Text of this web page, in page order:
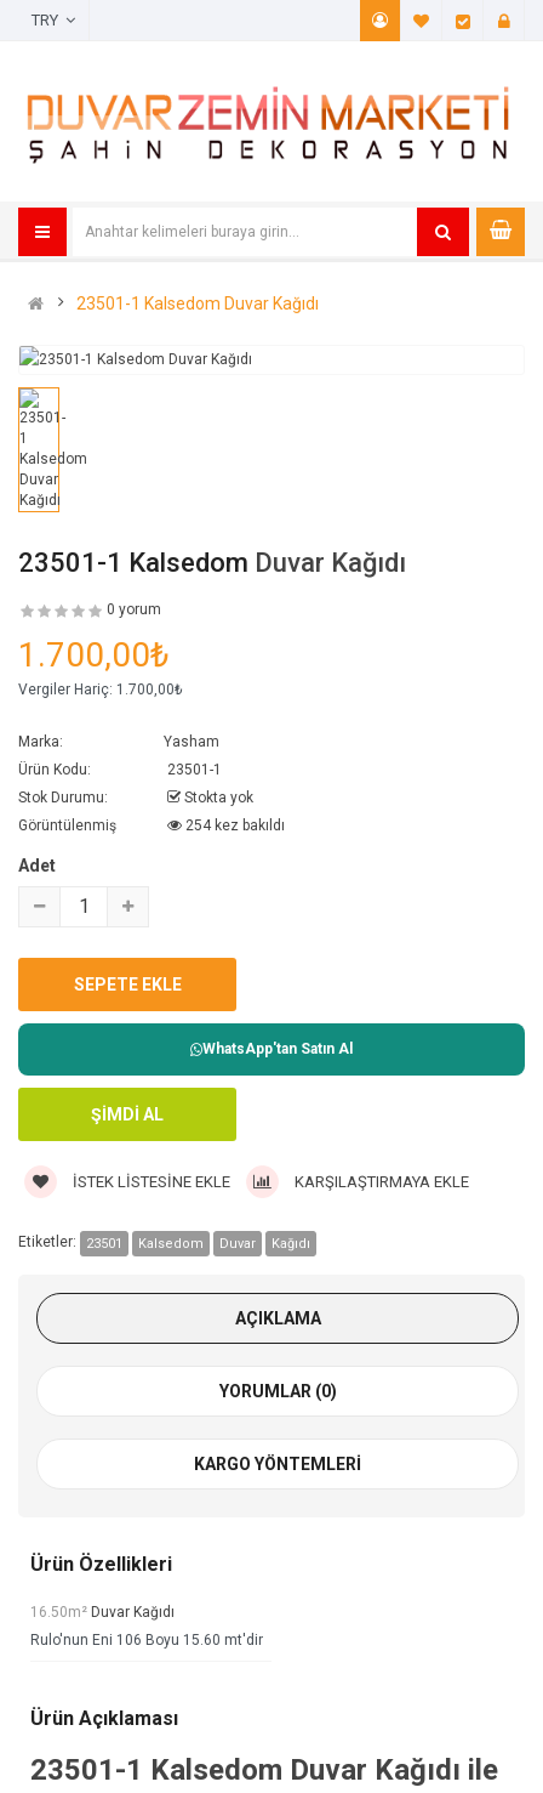
A. Listem
23501-1 Kalsedom Duvar Kağıdı
23501-1 Kalsedom Duvar Kağıdı
0 yorum
1.700,00₺
Vergiler Hariç: 1.700,00₺
Marka:
Yasham
Ürün Kodu:
23501-1
Stok Durumu:
Stokta yok
Görüntülenmiş
254 kez bakıldı
Adet
WhatsApp'tan Satın Al
İSTEK LISTESINE EKLE KARŞILAŞTIRMAYA EKLE
Etiketler: 23501 Kalsedom Duvar Kağıdı
AÇIKLAMA
YORUMLAR (0)
KARGO YÖNTEMLERI
Ürün Özellikleri
16.50m² Duvar Kağıdı
Rulo'nun Eni 106 Boyu 15.60 mt'dir
Ürün Açıklaması
23501-1 Kalsedom Duvar Kağıdı ile